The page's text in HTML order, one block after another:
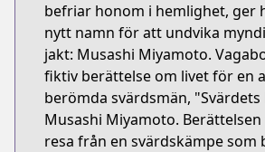
befriar honom i hemlighet, ger
nytt namn för att undvika
jakt: Musashi Miyamoto.
fiktiv berättelse om livet för en
berömda svärdsmän,
Musashi Miyamoto.
resa från en svärdskämpe som